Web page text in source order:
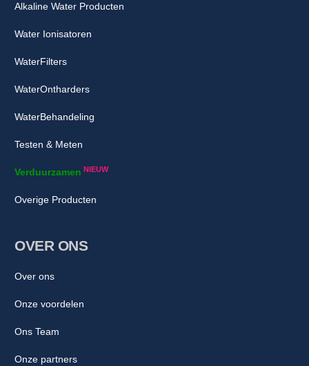
Alkaline Water Producten
Water Ionisatoren
WaterFilters
WaterOntharders
WaterBehandeling
Testen & Meten
Verduurzamen NIEUW
Overige Producten
OVER ONS
Over ons
Onze voordelen
Ons Team
Onze partners